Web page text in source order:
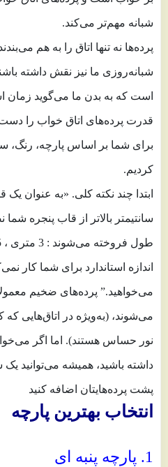
شبانه مهم‌تر می‌کند.
پرده‌ها نه تنها اتاق را به هم
شبانه‌روزی ما نیز نقش داشته
است که به بدن ما می‌گوید
قدرت پرده‌های اتاق خواب را دست
برای شما بر اساس پارچه، رنگ،
کردیم.
سانتیمتر بالاتر از قاب پنجره
اندازه استاندارد برای شما کار
می‌خواهید.” پرده‌های ضخیم
می‌شوند، (به‌ویژه در اتاق‌هایی
نور حساس هستند). اما اگر
داشته باشید، همیشه می‌توانید
پشت پرده‌هایتان اضافه کنید
انتخاب بهترین پارچه
1. پارچه پنبه ای